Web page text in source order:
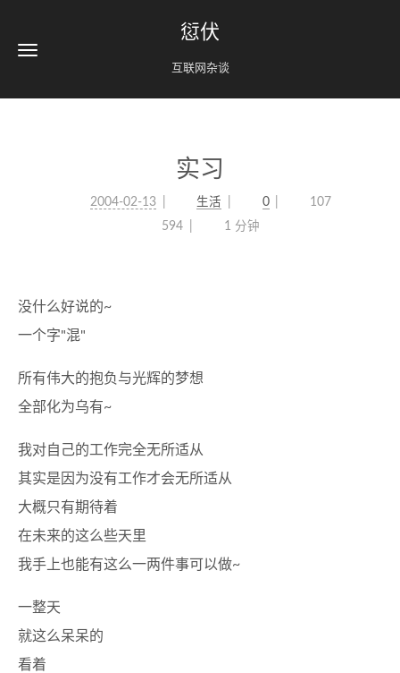
愆伏
互联网杂谈
实习
2004-02-13 生活 0
107
594
1 分钟
没什么好说的~
一个字"混"
所有伟大的抱负与光辉的梦想
全部化为乌有~
我对自己的工作完全无所适从
其实是因为没有工作才会无所适从
大概只有期待着
在未来的这么些天里
我手上也能有这么一两件事可以做~
一整天
就这么呆呆的
看着